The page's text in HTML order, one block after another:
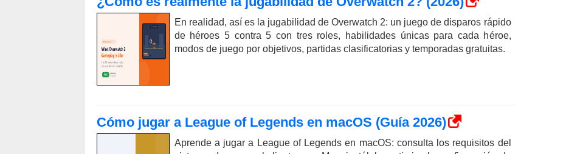
En realidad, así es la jugabilidad de Overwatch 2: un juego de disparos rápido
de héroes 5 contra 5 con tres roles, habilidades únicas para cada héroe,
modos de juego por objetivos, partidas clasificatorias y temporadas gratuitas.
Cómo jugar a League of Legends en macOS (Guía 2026)
Aprende a jugar a League of Legends en macOS: consulta los requisitos del